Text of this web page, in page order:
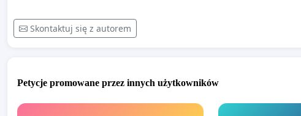
Skontaktuj się z autorem
Petycje promowane przez innych użytkowników